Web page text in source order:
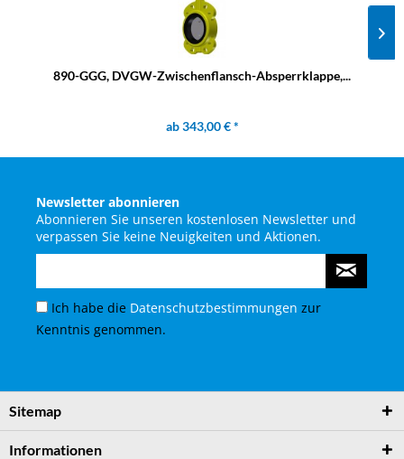
890-GGG, DVGW-Zwischenflansch-Absperrklappe,...
ab 343,00 € *
Newsletter abonnieren
Abonnieren Sie unseren kostenlosen Newsletter und
verpassen Sie keine Neuigkeiten und Aktionen.
Ich habe die Datenschutzbestimmungen zur
Kenntnis genommen.
Sitemap
Informationen